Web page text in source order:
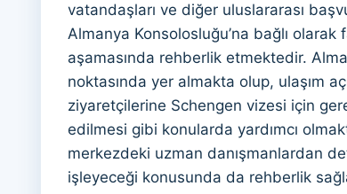
vatandaşları ve diğer uluslararası
Almanya Konsolosluğu’na bağlı
aşamasında rehberlik etmektedir.
noktasında yer almakta olup, ulaşım
ziyaretçilerine Schengen vizesi için
edilmesi gibi konularda yardımcı
merkezdeki uzman danışmanlardan
işleyeceği konusunda da rehberlik